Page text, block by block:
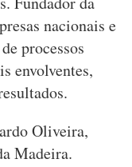
nacionais e
processos
envolventes,
Oliveira,
Madeira.